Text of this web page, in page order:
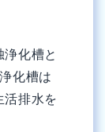
化槽と
化槽は
活排水を